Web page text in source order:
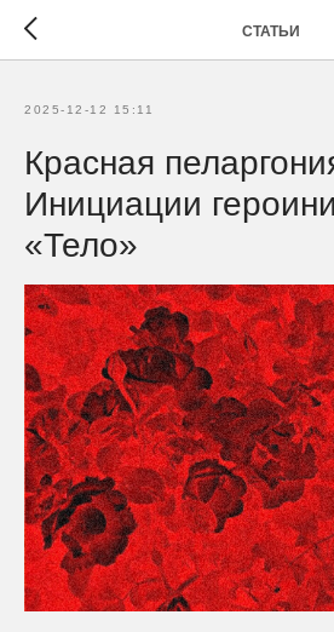
СТАТЬИ
2025-12-12 15:11
Красная
Инициации
«Тело»